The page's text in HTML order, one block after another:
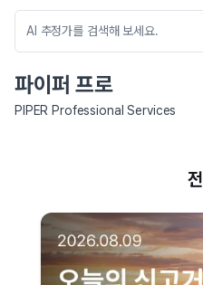
파이퍼 프로
PIPER Professional Services